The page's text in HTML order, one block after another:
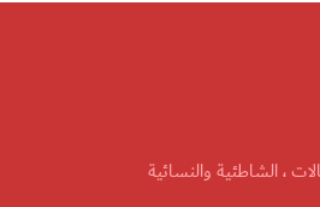
، الشاطئية والنسائية